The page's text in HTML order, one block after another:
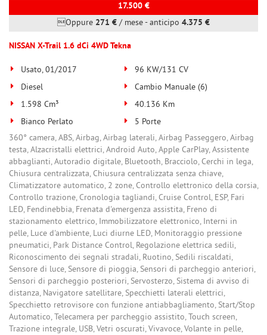
17.500 €
Oppure 271 € / mese-anticipo 4.375 €
NISSAN X-Trail 1.6 dCi 4WD Tekna
Usato, 01/2017
96 KW/131 CV
Diesel
Cambio Manuale (6)
1.598 Cm³
40.136 Km
Bianco Perlato
5 Porte
360° camera, ABS, Airbag, Airbag laterali, Airbag Passeggero, Airbag
testa, Alzacristalli elettrici, Android Auto, Apple CarPlay, Assistente
abbaglianti, Autoradio digitale, Bluetooth, Bracciolo, Cerchi in lega,
Chiusura centralizzata, Chiusura centralizzata senza chiave,
Climatizzatore automatico, 2 zone, Controllo elettronico della corsia,
Controllo trazione, Cronologia tagliandi, Cruise Control, ESP, Fari
LED, Fendinebbia, Frenata d'emergenza assistita, Freno di
stazionamento elettrico, Immobilizzatore elettronico, Interni in
pelle, Luce d'ambiente, Luci diurne LED, Monitoraggio pressione
pneumatici, Park Distance Control, Regolazione elettrica sedili,
Riconoscimento dei segnali stradali, Ruotino, Sedili riscaldati,
Sensore di luce, Sensore di pioggia, Sensori di parcheggio anteriori,
Sensori di parcheggio posteriori, Servosterzo, Sistema di avviso di
distanza, Navigatore satellitare, Specchietti laterali elettrici,
Specchietto retrovisore con funzione antiabbagliamento, Start/Stop
Automatico, Telecamera per parcheggio assistito, Touch screen,
Trazione integrale, USB, Vetri oscurati, Vivavoce, Volante in pelle,